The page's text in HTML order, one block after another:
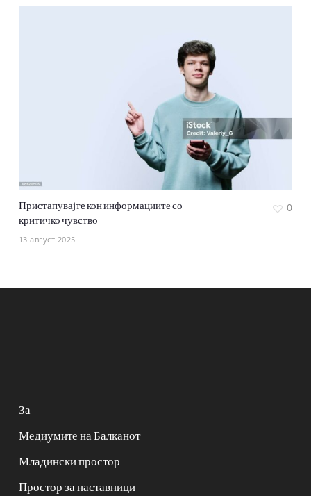
Пристапувајте кон информациите со
критичко чувство
13 август 2025
0
За
Медиумите на Балканот
Младински простор
Простор за наставници